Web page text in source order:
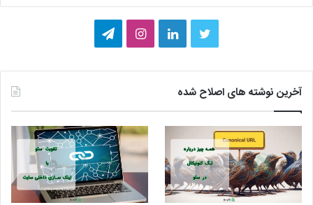
ی
ی
ت
ر
ک
ا
س
ت
ا
ر
ا
م
آخرین نوشته های اصلاح شده